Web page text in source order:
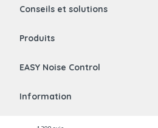
Conseils et solutions
Produits
EASY Noise Control
Information